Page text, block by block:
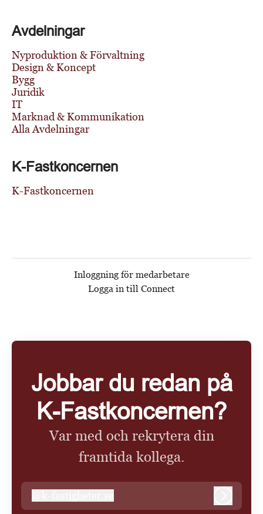
Avdelningar
Nyproduktion & Förvaltning
Design & Koncept
Bygg
Juridik
IT
Marknad & Kommunikation
Alla Avdelningar
K-Fastkoncernen
K-Fastkoncernen
Inloggning för medarbetare
Logga in till Connect
Jobbar du redan på
K-Fastkoncernen?
Var med och rekrytera din
framtida kollega.
k-fastigheter.se